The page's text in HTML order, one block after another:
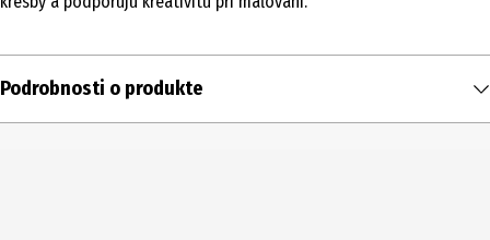
Podrobnosti o produkte